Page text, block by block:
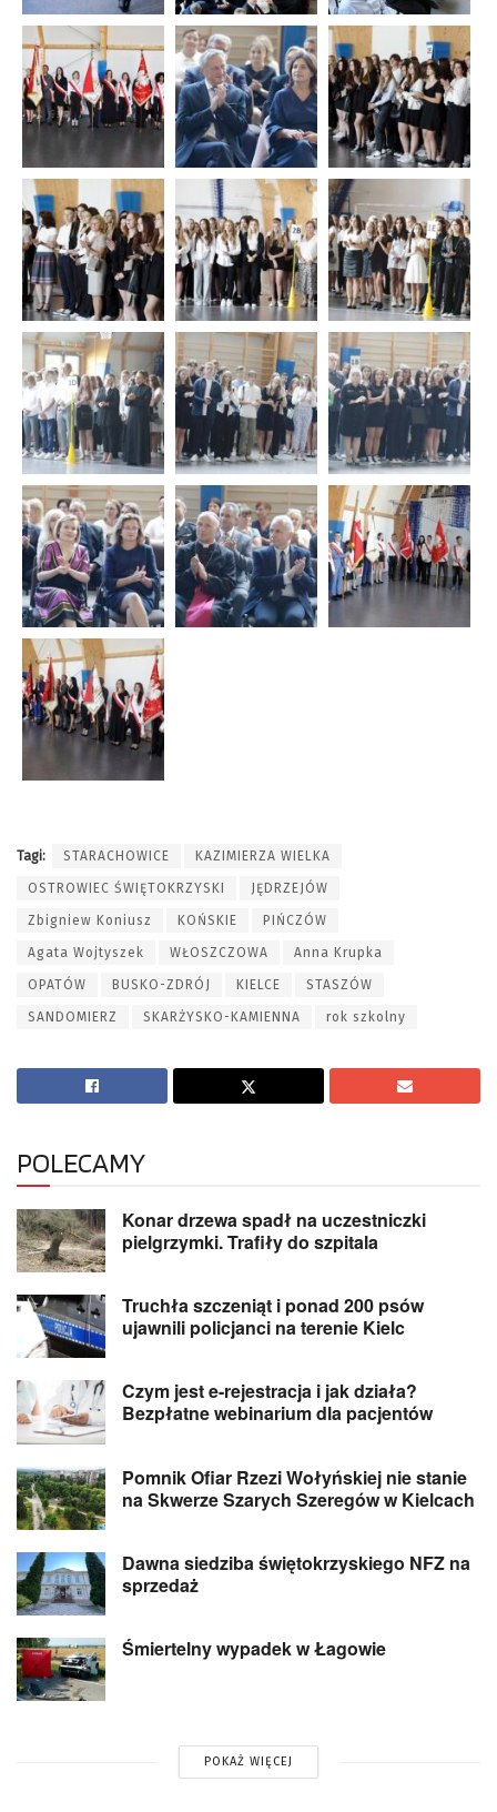
Tagi: STARACHOWICE KAZIMIERZA WIELKA
OSTROWIEC ŚWIĘTOKRZYSKI JĘDRZEJÓW
Zbigniew Koniusz KOŃSKIE PIŃCZÓW
Agata Wojtyszek WŁOSZCZOWA Anna Krupka
OPATÓW BUSKO-ZDRÓJ KIELCE STASZÓW
SANDOMIERZ SKARŻYSKO-KAMIENNA rok szkolny
POLECAMY
Konar drzewa spadł na uczestniczki
pielgrzymki. Trafiły do szpitala
Truchła szczeniąt i ponad 200 psów
ujawnili policjanci na terenie Kielc
Czym jest e-rejestracja i jak działa?
Bezpłatne webinarium dla pacjentów
Pomnik Ofiar Rzezi Wołyńskiej nie stanie
na Skwerze Szarych Szeregów w Kielcach
Dawna siedziba świętokrzyskiego NFZ na
sprzedaż
Śmiertelny wypadek w Łagowie
POKAŻ WIĘCEJ